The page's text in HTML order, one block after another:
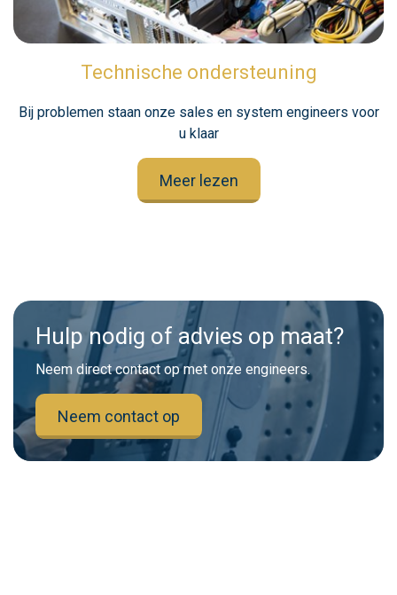
Technische ondersteuning
Bij problemen staan onze sales en system engineers voor
u klaar
Meer lezen
Hulp nodig of advies op maat?
Neem direct contact op met onze engineers.
Neem contact op